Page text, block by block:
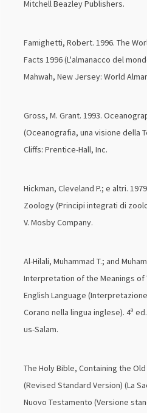
Mitchell Beazley Publishers.
Famighetti, Robert. 1996. The
Facts 1996 (L'almanacco del
Mahwah, New Jersey: World
Gross, M. Grant. 1993.
(Oceanografia, una visione della
Cliffs: Prentice-Hall, Inc.
Hickman, Cleveland P.; e altri.
Zoology (Principi integrati di
V. Mosby Company.
Al-Hilali, Muhammad T.; and
Interpretation of the Meanings of
English Language
Corano nella lingua inglese). 4ª
us-Salam.
The Holy Bible, Containing the
(Revised Standard Version) (La
Nuovo Testamento (Versione